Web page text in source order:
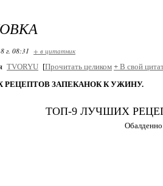
г. 08:31 + в цитатник
TVORYU [Прочитать целиком + В свой
РЕЦЕПТОВ ЗАПЕКАНОК К УЖИНУ.
ТОП-9 ЛУЧШИХ
Обалденно